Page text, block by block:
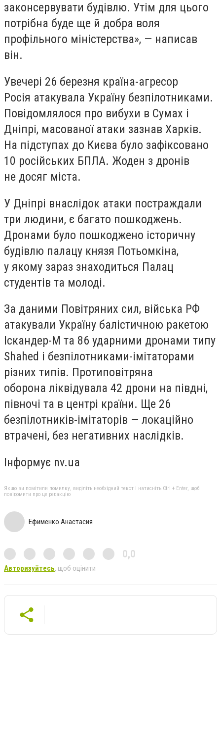
законсервувати будівлю. Утім для цього
потрібна буде ще й добра воля
профільного міністерства», — написав
він.
Увечері 26 березня країна-агресор
Росія атакувала Україну безпілотниками.
Повідомлялося про вибухи в Сумах і
Дніпрі, масованої атаки зазнав Харків.
На підступах до Києва було зафіксовано
10 російських БПЛА. Жоден з дронів
не досяг міста.
У Дніпрі внаслідок атаки постраждали
три людини, є багато пошкоджень.
Дронами було пошкоджено історичну
будівлю палацу князя Потьомкіна,
у якому зараз знаходиться Палац
студентів та молоді.
За даними Повітряних сил, війська РФ
атакували Україну балістичною ракетою
Іскандер-М та 86 ударними дронами типу
Shahed і безпілотниками-імітаторами
різних типів. Протиповітряна
оборона ліквідувала 42 дрони на півдні,
півночі та в центрі країни. Ще 26
безпілотників-імітаторів — локаційно
втрачені, без негативних наслідків.
Інформує nv.ua
Якщо ви помітили помилку, виділіть необхідний текст і натисніть Ctrl + Enter, щоб
повідомити про це редакцію
Ефименко Анастасия
0,0
Авторизуйтесь, щоб оцінити